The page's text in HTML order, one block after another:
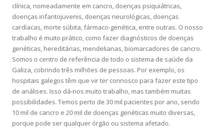
clínica, nomeadamente em cancro, doenças psiquiátricas,
doenças infantojuvenis, doenças neurológicas, doenças
cardíacas, morte súbita, fármaco-genética, entre outras. O nosso
trabalho é muito prático, como fazer diagnósticos de doenças
genéticas, hereditárias, mendelianas, biomarcadores de cancro.
Somos o centro de referência de todo o sistema de saúde da
Galiza, cobrindo três milhões de pessoas. Por exemplo, os
hospitais galegos têm que vir ter connosco para fazer este tipo
de análises. Isso dá-nos muito trabalho, mas também muitas
possibilidades. Temos perto de 30 mil pacientes por ano, sendo
10 mil de cancro e 20 mil de doenças genéticas muito diversas,
porque pode ser qualquer órgão ou sistema afetado.